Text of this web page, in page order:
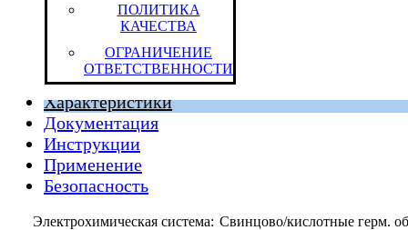
ПОЛИТИКА
КАЧЕСТВА
ОГРАНИЧЕНИЕ
ОТВЕТСТВЕННОСТИ
Европейский Союз
Штука (ОКЕИ:796)
Характеристики
Документация
Инструкции
Применение
Безопасность
Электрохимическая система: Свинцово/кислотные герм.